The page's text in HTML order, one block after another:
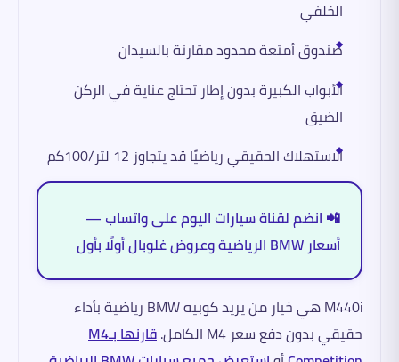
الخلفي
صندوق أمتعة محدود مقارنة بالسيدان
الأبواب الكبيرة بدون إطار تحتاج عناية في الركن
الضيق
الاستهلاك الحقيقي رياضيًا قد يتجاوز 12 لتر/100كم
📲 انضم لقناة سيارات اليوم على واتساب —
أسعار BMW الرياضية وعروض غلوبال أولًا بأول
M440i هي خيار من يريد كوبيه BMW رياضية بأداء
حقيقي بدون دفع سعر M4 الكامل.
قارنها بـM4